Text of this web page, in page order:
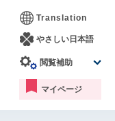
Translation
やさしい日本語
閲覧補助
マイページ